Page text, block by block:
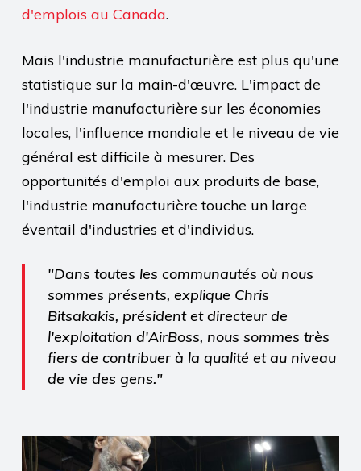
d'emplois au Canada.
Mais l'industrie manufacturière est plus qu'une
statistique sur la main-d'œuvre. L'impact de
l'industrie manufacturière sur les économies
locales, l'influence mondiale et le niveau de vie
général est difficile à mesurer. Des
opportunités d'emploi aux produits de base,
l'industrie manufacturière touche un large
éventail d'industries et d'individus.
"Dans toutes les communautés où nous
sommes présents, explique Chris
Bitsakakis, président et directeur de
l'exploitation d'AirBoss, nous sommes très
fiers de contribuer à la qualité et au niveau
de vie des gens."